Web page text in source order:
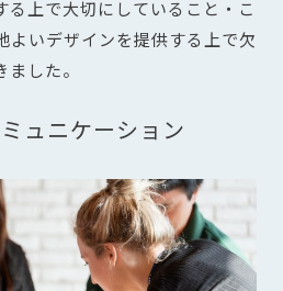
る上で大切にしていること・こ
よいデザインを提供する上で欠
した。
ュニケーション